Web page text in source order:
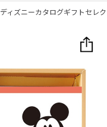
ディズニーカタログギフトセ